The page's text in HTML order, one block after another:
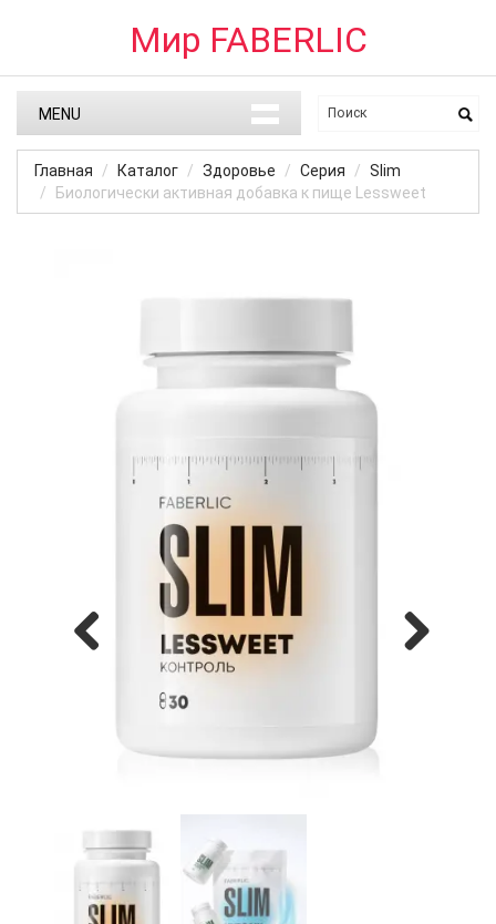
Мир FABERLIC
MENU
Главная Каталог Здоровье Серия
Slim
Биологически активная добавка к пище Lessweet